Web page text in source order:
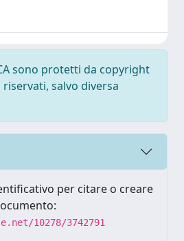
sono protetti da copyright
salvo diversa
per citare o creare
10278/3742791